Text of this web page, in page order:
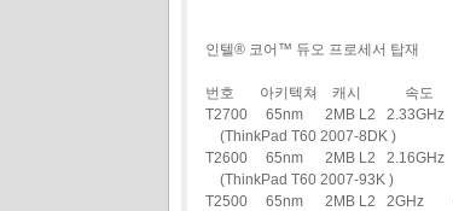
인텔® 코어™ 듀오 프로세서 탑재
번호 아키텍쳐 캐시 속도 사
T2700 65nm 2MB L2
(ThinkPad T60 2007-8DK )
T2600 65nm 2MB L2
(ThinkPad T60 2007-93K )
T2500 65nm 2MB L2 2GHz